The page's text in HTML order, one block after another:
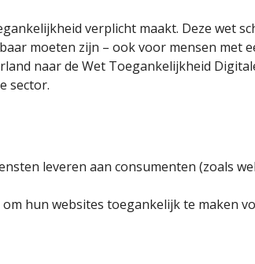
verplicht maakt. Deze wet
moeten zijn – ook voor mensen met
naar de Wet Toegankelijkheid
sector.
leveren aan consumenten (zoals
hun websites toegankelijk te maken